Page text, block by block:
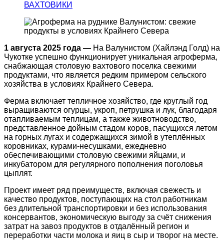
ВАХТОВИКИ
1 августа 2025 года — На Валунистом (Хайлэнд Голд) на
Чукотке успешно функционирует уникальная агроферма,
снабжающая столовую вахтового поселка свежими
продуктами, что является редким примером сельского
хозяйства в условиях Крайнего Севера.
Ферма включает тепличное хозяйство, где круглый год
выращиваются огурцы, укроп, петрушка и лук, благодаря
отапливаемым теплицам, а также животноводство,
представленное дойным стадом коров, пасущихся летом
на горных лугах и содержащихся зимой в утеплённых
коровниках, курами-несушками, ежедневно
обеспечивающими столовую свежими яйцами, и
инкубатором для регулярного пополнения поголовья
цыплят.
Проект имеет ряд преимуществ, включая свежесть и
качество продуктов, поступающих на стол работникам
без длительной транспортировки и без использования
консервантов, экономическую выгоду за счёт снижения
затрат на завоз продуктов в отдалённый регион и
переработки части молока и яиц в сыр и творог на месте.